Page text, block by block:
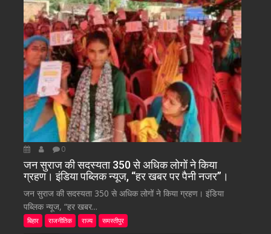
0
जन सुराज की सदस्यता 350 से अधिक लोगों ने किया
ग्रहण। इंडिया पब्लिक न्यूज, “हर खबर पर पैनी नजर”।
जन सुराज की सदस्यता 350 से अधिक लोगों ने किया ग्रहण। इंडिया
पब्लिक न्यूज, “हर खबर...
बिहार राजनीतिक राज्य समस्तीपुर